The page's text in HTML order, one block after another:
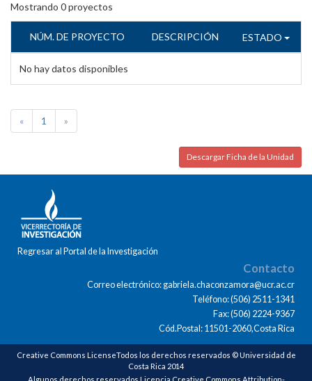
Mostrando 0proyectos
NÚM. DE PROYECTO DESCRIPCIÓN ESTADO
No hay datos disponibles
« 1 »
Descargar Ficha de la Unidad
Regresar al Portal de la Investigación
Contacto
Correo electrónico: gabriela.chaconzamora@ucr.ac.cr
Teléfono: (506) 2511-1341
Fax: (506) 2224-9367
Cód.Postal: 11501-2060,Costa Rica
Creative Commons LicenseTodos los derechos reservados © Universidad de
Costa Rica 2014